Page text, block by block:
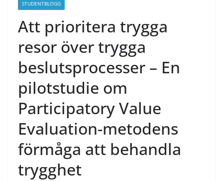
STUDENTBLOGG
Att prioritera trygga
resor över trygga
beslutsprocesser – En
pilotstudie om
Participatory Value
Evaluation-metodens
förmåga att behandla
trygghet